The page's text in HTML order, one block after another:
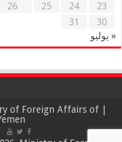
23
24
25
26
30
31
« يوليو
of Foreign Affairs of